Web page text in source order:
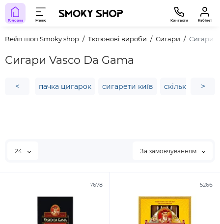
Головна Меню Контакти Кабінет
Вейп шоп Smoky shop Тютюнові вироби Сигари Сигари
Сигари Vasco Da Gama
< пачка цигарок сигарети київ скільки >
24 За замовчуванням
7678 5266